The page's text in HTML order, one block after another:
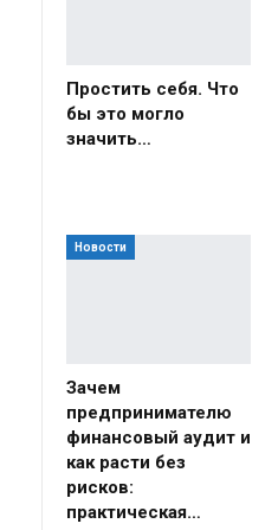
Простить себя. Что
бы это могло
значить…
Новости
Зачем
предпринимателю
финансовый аудит и
как расти без
рисков:
практическая…